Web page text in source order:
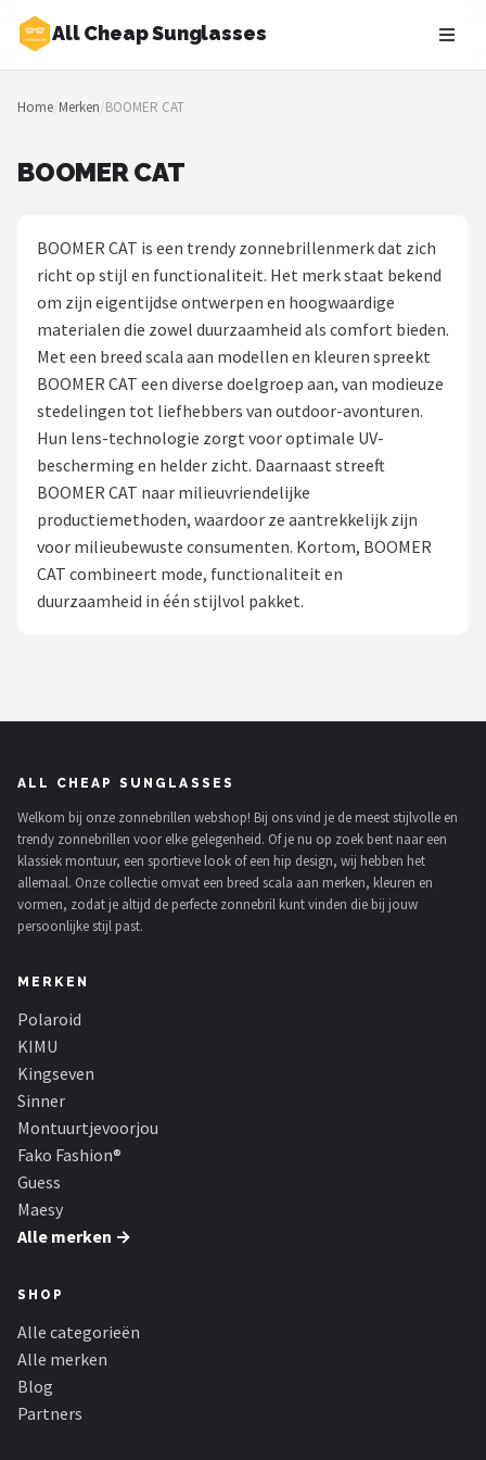
All Cheap Sunglasses
Zoeken
NAVIGATIE
Blog
Zonnebrillen
Baby zonnebrillen
Shop
POPULAIRE MERKEN
Polaroid
KIMU
Kingseven
Guess
Maesy
Fako Sunglasses®
Serengeti
Home/Merken/BOOMER CAT
BOOMER CAT
BOOMER CAT is een trendy zonnebrillenmerk dat zich
richt op stijl en functionaliteit. Het merk staat bekend
om zijn eigentijdse ontwerpen en hoogwaardige
materialen die zowel duurzaamheid als comfort bieden.
Met een breed scala aan modellen en kleuren spreekt
BOOMER CAT een diverse doelgroep aan, van modieuze
stedelingen tot liefhebbers van outdoor-avonturen.
Hun lens-technologie zorgt voor optimale UV-
bescherming en helder zicht. Daarnaast streeft
BOOMER CAT naar milieuvriendelijke
productiemethoden, waardoor ze aantrekkelijk zijn
voor milieubewuste consumenten. Kortom, BOOMER
CAT combineert mode, functionaliteit en
duurzaamheid in één stijlvol pakket.
ALL CHEAP SUNGLASSES
Welkom bij onze zonnebrillen webshop! Bij ons vind je de meest stijlvolle en
trendy zonnebrillen voor elke gelegenheid. Of je nu op zoek bent naar een
klassiek montuur, een sportieve look of een hip design, wij hebben het
allemaal. Onze collectie omvat een breed scala aan merken, kleuren en
vormen, zodat je altijd de perfecte zonnebril kunt vinden die bij jouw
persoonlijke stijl past.
MERKEN
Polaroid
KIMU
Kingseven
Sinner
Montuurtjevoorjou
Fako Fashion®
Guess
Maesy
Alle merken →
SHOP
Alle categorieën
Alle merken
Blog
Partners